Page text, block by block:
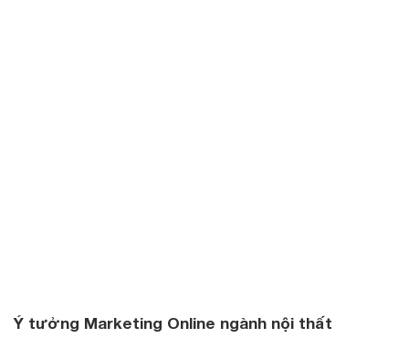
Ý tưởng Marketing Online ngành nội thất